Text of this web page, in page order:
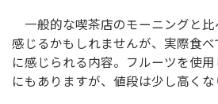
一般的な喫茶店のモーニングと比
感じるかもしれませんが、実際食
に感じられる内容。フルーツを使
にもありますが、値段は少し高くな